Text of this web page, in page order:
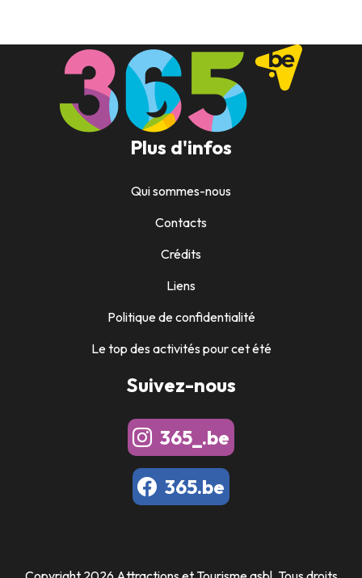
Plus d'infos
Qui sommes-nous
Contacts
Crédits
Liens
Politique de confidentialité
Le top des activités pour cet été
Suivez-nous
365_.be
365.be